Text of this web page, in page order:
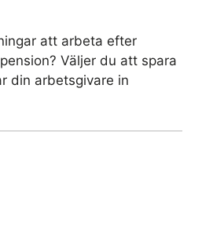
att arbeta efter
Väljer du att spara
din arbetsgivare in